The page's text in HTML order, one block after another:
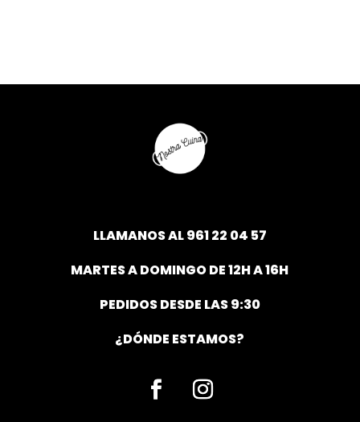
LLAMANOS AL961 22 04 57
MARTES A DOMINGO DE 12H A 16H
PEDIDOS DESDE LAS 9:30
¿DÓNDE ESTAMOS?